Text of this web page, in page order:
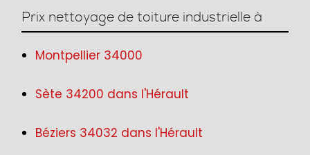
Prix nettoyage de toiture industrielle à
Montpellier 34000
Sète 34200 dans l'Hérault
Béziers 34032 dans l'Hérault